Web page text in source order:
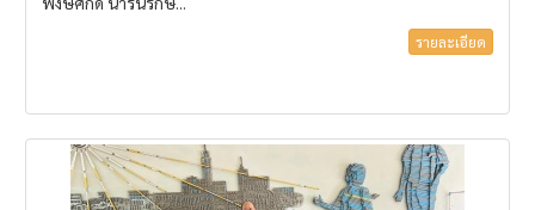
รายละเอียด